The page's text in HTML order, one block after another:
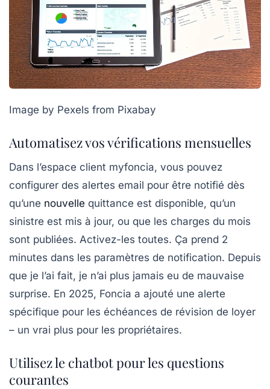
Image by Pexels from Pixabay
Automatisez vos vérifications mensuelles
Dans l’espace client myfoncia, vous pouvez
configurer des alertes email pour être notifié dès
qu’une nouvelle quittance est disponible, qu’un
sinistre est mis à jour, ou que les charges du mois
sont publiées. Activez-les toutes. Ça prend 2
minutes dans les paramètres de notification. Depuis
que je l’ai fait, je n’ai plus jamais eu de mauvaise
surprise. En 2025, Foncia a ajouté une alerte
spécifique pour les échéances de révision de loyer
– un vrai plus pour les propriétaires.
Utilisez le chatbot pour les questions
courantes